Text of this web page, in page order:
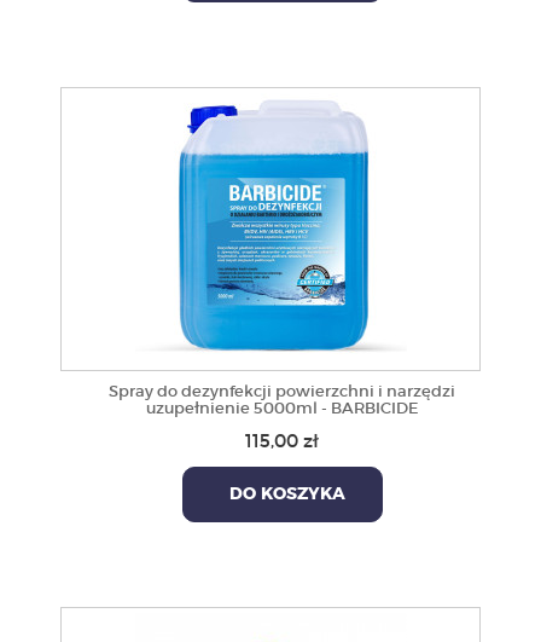
Spray do dezynfekcji powierzchni i narzędzi
uzupełnienie 5000ml - BARBICIDE
115,00 zł
DO KOSZYKA